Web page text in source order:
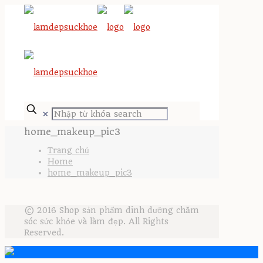
✕
home_makeup_pic3
Trang chủ
Home
home_makeup_pic3
© 2016 Shop sản phẩm dinh dưỡng chăm
sóc sức khỏe và làm đẹp. All Rights
Reserved.